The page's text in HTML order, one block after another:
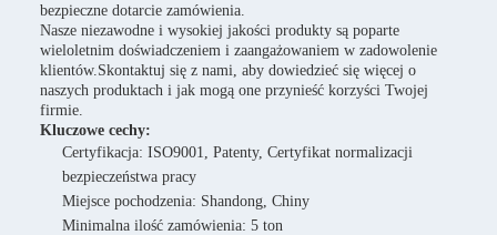
bezpieczne dotarcie zamówienia.
Nasze niezawodne i wysokiej jakości produkty są poparte
wieloletnim doświadczeniem i zaangażowaniem w zadowolenie
klientów.Skontaktuj się z nami, aby dowiedzieć się więcej o
naszych produktach i jak mogą one przynieść korzyści Twojej
firmie.
Kluczowe cechy:
Certyfikacja: ISO9001, Patenty, Certyfikat normalizacji
bezpieczeństwa pracy
Miejsce pochodzenia: Shandong, Chiny
Minimalna ilość zamówienia: 5 ton